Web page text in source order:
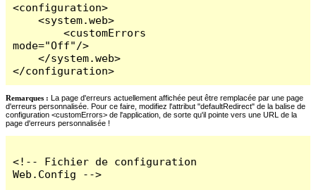
<configuration>
    <system.web>
        <customErrors
mode="Off"/>
    </system.web>
</configuration>
Remarques : La page d'erreurs actuellement affichée peut être remplacée par une page
d'erreurs personnalisée. Pour ce faire, modifiez l'attribut "defaultRedirect" de la balise de
configuration <customErrors> de l'application, de sorte qu'il pointe vers une URL de la
page d'erreurs personnalisée !
<!-- Fichier de configuration
Web.Config -->